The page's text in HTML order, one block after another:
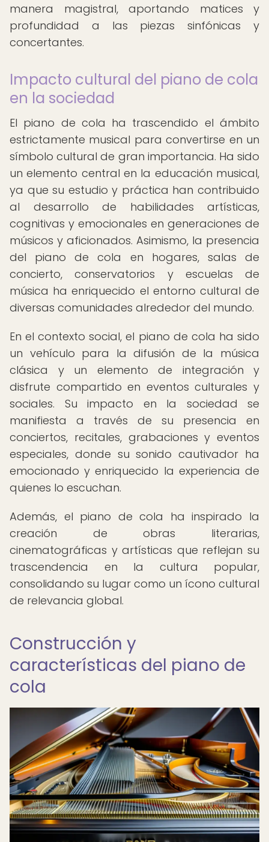
manera magistral, aportando matices y
profundidad a las piezas sinfónicas y
concertantes.
Impacto cultural del piano de cola
en la sociedad
El piano de cola ha trascendido el ámbito
estrictamente musical para convertirse en un
símbolo cultural de gran importancia. Ha sido
un elemento central en la educación musical,
ya que su estudio y práctica han contribuido
al desarrollo de habilidades artísticas,
cognitivas y emocionales en generaciones de
músicos y aficionados. Asimismo, la presencia
del piano de cola en hogares, salas de
concierto, conservatorios y escuelas de
música ha enriquecido el entorno cultural de
diversas comunidades alrededor del mundo.
En el contexto social, el piano de cola ha sido
un vehículo para la difusión de la música
clásica y un elemento de integración y
disfrute compartido en eventos culturales y
sociales. Su impacto en la sociedad se
manifiesta a través de su presencia en
conciertos, recitales, grabaciones y eventos
especiales, donde su sonido cautivador ha
emocionado y enriquecido la experiencia de
quienes lo escuchan.
Además, el piano de cola ha inspirado la
creación de obras literarias,
cinematográficas y artísticas que reflejan su
trascendencia en la cultura popular,
consolidando su lugar como un ícono cultural
de relevancia global.
Construcción y
características del piano de
cola